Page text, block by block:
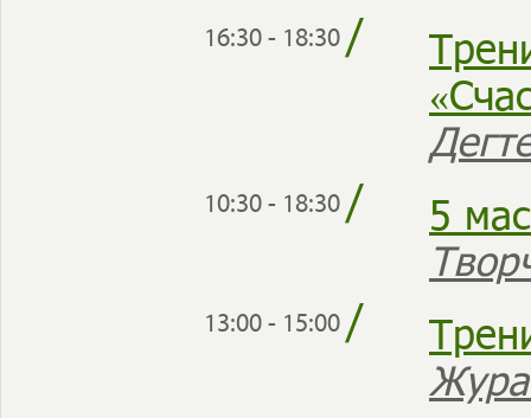
16:30 - 18:30/
10:30 - 18:30/
5
13:00 - 15:00/